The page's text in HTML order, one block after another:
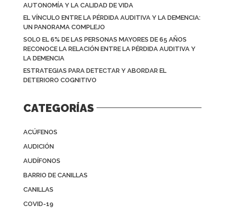
AUTONOMÍA Y LA CALIDAD DE VIDA
EL VÍNCULO ENTRE LA PÉRDIDA AUDITIVA Y LA DEMENCIA:
UN PANORAMA COMPLEJO
SOLO EL 6% DE LAS PERSONAS MAYORES DE 65 AÑOS
RECONOCE LA RELACIÓN ENTRE LA PÉRDIDA AUDITIVA Y
LA DEMENCIA
ESTRATEGIAS PARA DETECTAR Y ABORDAR EL
DETERIORO COGNITIVO
CATEGORÍAS
ACÚFENOS
AUDICIÓN
AUDÍFONOS
BARRIO DE CANILLAS
CANILLAS
COVID-19